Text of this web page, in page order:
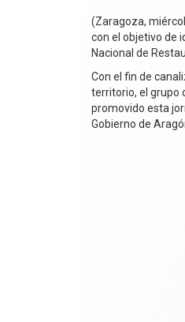
(Zaragoza,
con el objetivo de
Nacional de
Con el fin de
territorio, el grupo
promovido esta
Gobierno de